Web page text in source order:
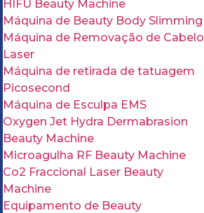
HIFU Beauty Machine
Máquina de Beauty Body Slimming
Máquina de Removação de Cabelo
Laser
Máquina de retirada de tatuagem
Picosecond
Máquina de Esculpa EMS
Oxygen Jet Hydra Dermabrasion
Beauty Machine
Microagulha RF Beauty Machine
Co2 Fraccional Laser Beauty
Machine
Equipamento de Beauty